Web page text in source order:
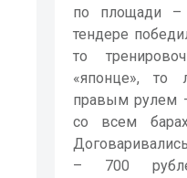
по площади –
тендере
то
«японце», то
правым рулем
со всем
– 700